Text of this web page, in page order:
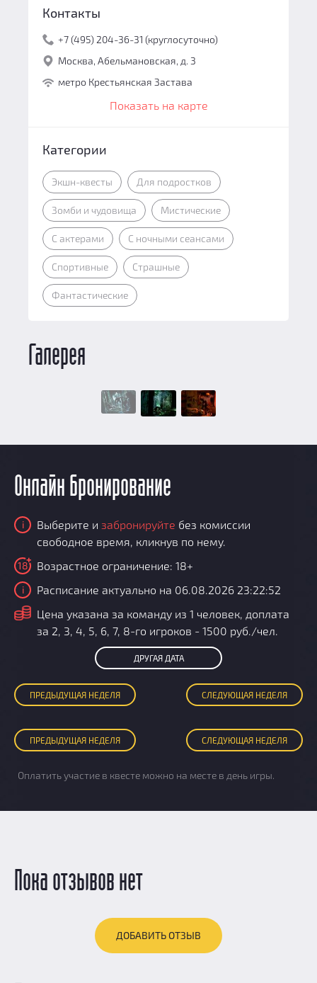
Контакты
+7 (495) 204-36-31 (круглосуточно)
Москва, Абельмановская, д. 3
метро Крестьянская Застава
Показать на карте
Категории
Экшн-квесты Для подростков
Зомби и чудовища Мистические
С актерами С ночными сеансами
Спортивные Страшные
Фантастические
Галерея
Онлайн бронирование
i Выберите и забронируйте без комиссии
свободное время, кликнув по нему.
18 Возрастное ограничение: 18+
i Расписание актуально на 06.08.2026 23:22:52
i
Цена указана за команду из 1 человек, доплата
за 2, 3, 4, 5, 6, 7, 8-го игроков - 1500 руб./чел.
ДРУГАЯ ДАТА
ПРЕДЫДУЩАЯ НЕДЕЛЯ СЛЕДУЮЩАЯ НЕДЕЛЯ
ПРЕДЫДУЩАЯ НЕДЕЛЯ СЛЕДУЮЩАЯ НЕДЕЛЯ
Оплатить участие в квесте можно на месте в день игры.
Пока отзывов нет
ДОБАВИТЬ ОТЗЫВ